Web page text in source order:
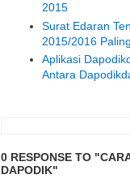
2015
Surat Edaran
2015/2016
Aplikasi
Antara
0 RESPONSE TO
DAPODIK"